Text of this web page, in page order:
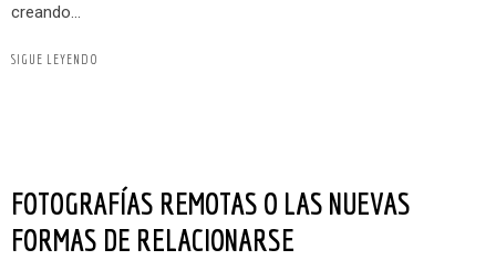
creando...
SIGUE LEYENDO
FOTOGRAFÍAS REMOTAS O LAS NUEVAS
FORMAS DE RELACIONARSE